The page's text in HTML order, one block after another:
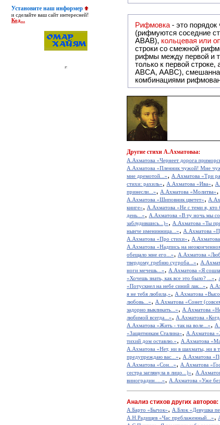
Установите наш информер
и сделайте ваш сайт интересней!
Код...
Рифмовка - это
(рифмуются соседние
ABAB), кольцевая или
строки со смежной
рифмы между первой и
только к первой
ABCA, AABC), смешанная или вольная рифмовка (рифмовка в сложных строфах с различными
комбинациями
Другие стихи А.Ахматоваа:
А.Ахматова «Чернеет дорога
А.Ахматова «Пленник чужой! Мне
мне дремотой...», А.Ахматова «Три
стихи: рахиль», А.Ахматова «Ива»,
принесли...», А.Ахматова «Молитва»,
А.Ахматова «Шиповник цветет»,
книге», А.Ахматова «Не с теми я, кто
день...», А.Ахматова «В ту ночь мы
заблудившись...)», А.Ахматова «Ты
нынче именинница...», А.Ахматова
А.Ахматова «Про стихи»,
А.Ахматова «Надпись на
обещало мне его...», А.Ахматова
твердому гребню сугроба...»,
ноги мечешь...», А.Ахматова «Я
«Хочешь знать, как все это было? ...»,
«Потускнел на небе синий лак...»,
я не тебя любила,», А.Ахматова
любовь...», А.Ахматова «Сонет
задорно выкликать...», А.Ахматова
любимой всегда...», А.Ахматова
А.Ахматова «Жить - так на воле...»,
«Защитникам Сталина», А.Ахматова
тихий дом оставлю.», А.Ахматова
А.Ахматова «Нет, ни в шахматы, ни в
предупреждаю вас...», А.Ахматова
А.Ахматова «Сон...», А.Ахматова
сестра заглянула в лицо...)»,
виноградин.....», А.Ахматова «Уже
Анализ стихов других авторов:
А.Барто «Бычок», А.Блок «Девушка
А.Н.Радищев «Час преблаженный...»,